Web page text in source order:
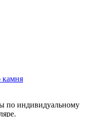
камня
по индивидуальному